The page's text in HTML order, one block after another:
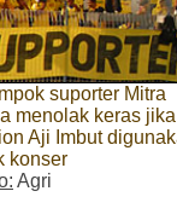
suporter Mitra
menolak keras jika
Aji Imbut
konser
Agri